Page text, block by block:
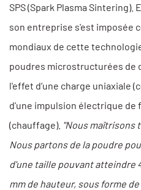
SPS (Spark Plasma Sintering).
son entreprise s'est imposée
mondiaux de cette
poudres microstructurées de
l'effet d’une charge uniaxiale
d’une impulsion électrique
(chauffage). "Nous maîtrisons
Nous partons de la poudre
d'une taille pouvant atteindre
mm de hauteur, sous forme